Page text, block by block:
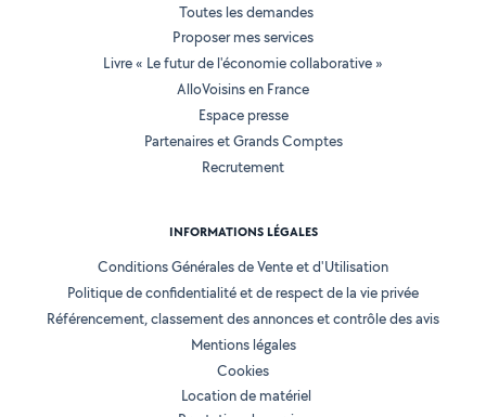
Toutes les demandes
Proposer mes services
Livre « Le futur de l'économie collaborative »
AlloVoisins en France
Espace presse
Partenaires et Grands Comptes
Recrutement
INFORMATIONS LÉGALES
Conditions Générales de Vente et d'Utilisation
Politique de confidentialité et de respect de la vie privée
Référencement, classement des annonces et contrôle des avis
Mentions légales
Cookies
Location de matériel